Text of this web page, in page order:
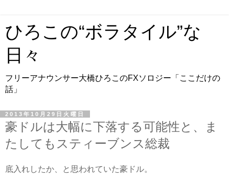
ひろこの“ボラタイル”な
日々
フリーアナウンサー大橋ひろこのFXソロジー「ここだけの
話」
2013年10月29日火曜日
豪ドルは大幅に下落する可能性と、ま
たしてもスティーブンス総裁
底入れしたか、と思われていた豪ドル。